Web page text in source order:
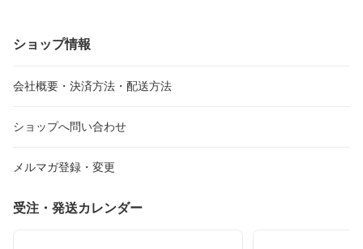
ショップ情報
会社概要・決済方法・配送方法
ショップへ問い合わせ
メルマガ登録・変更
受注・発送カレンダー